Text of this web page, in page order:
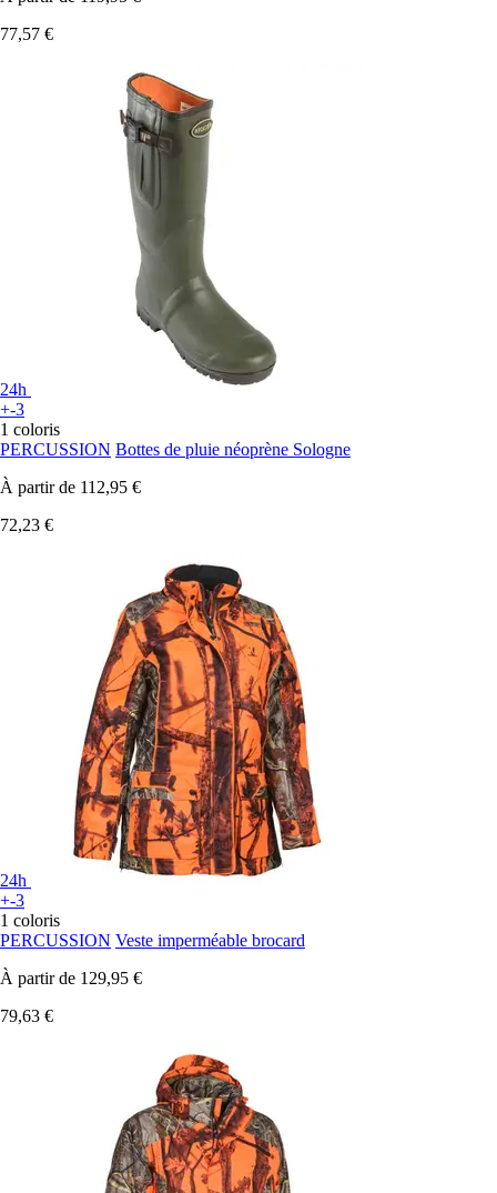
77,57 €
24h
+-3
1 coloris
PERCUSSION Bottes de pluie néoprène Sologne
À partir de 112,95 €
72,23 €
24h
+-3
1 coloris
PERCUSSION Veste imperméable brocard
À partir de 129,95 €
79,63 €